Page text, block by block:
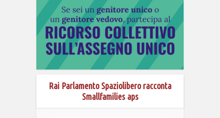
Rai Parlamento Spaziolibero racconta
Smallfamilies aps